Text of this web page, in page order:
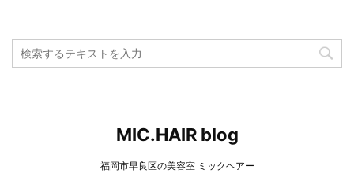
MIC.HAIR blog
福岡市早良区の美容室 ミックヘアー